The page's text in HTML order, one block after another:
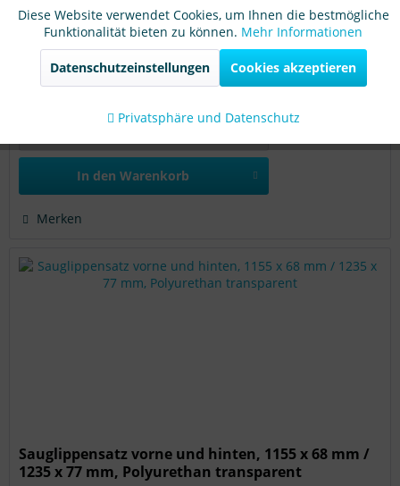
394,76 €
In den Warenkorb
Merken
Sauglippensatz vorne und hinten, 1155 x 68 mm /
1235 x 77 mm, Polyurethan transparent
Marketing Aktiv
Tracking Aktiv
Diese Website verwendet Cookies, um Ihnen die bestmögliche
Funktionalität bieten zu können. Mehr Informationen
Datenschutzeinstellungen Cookies akzeptieren
Privatsphäre und Datenschutz